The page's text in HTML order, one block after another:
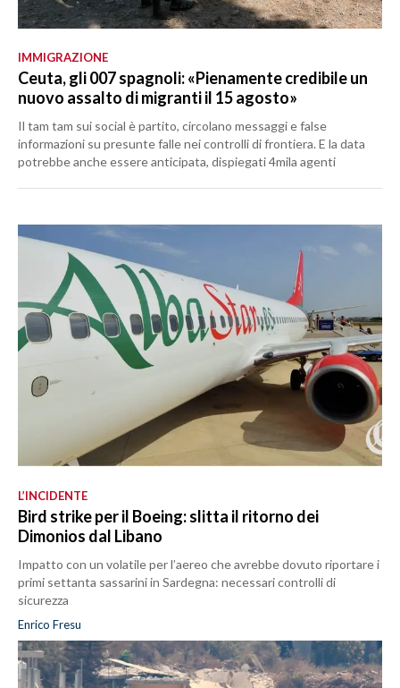
IMMIGRAZIONE
Ceuta, gli 007 spagnoli: «Pienamente credibile un
nuovo assalto di migranti il 15 agosto»
Il tam tam sui social è partito, circolano messaggi e false
informazioni su presunte falle nei controlli di frontiera. E la data
potrebbe anche essere anticipata, dispiegati 4mila agenti
L’INCIDENTE
Bird strike per il Boeing: slitta il ritorno dei
Dimonios dal Libano
Impatto con un volatile per l’aereo che avrebbe dovuto riportare i
primi settanta sassarini in Sardegna: necessari controlli di
sicurezza
Enrico Fresu